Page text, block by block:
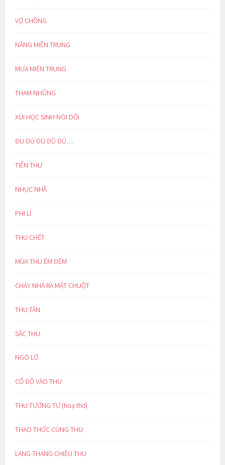
VỢ CHỒNG
NẮNG MIỀN TRUNG
MƯA MIỀN TRUNG
THAM NHŨNG
XÚI HỌC SINH NÓI DỐI
ĐU ĐÚ ĐÙ ĐŨ ĐỦ…
TIỄN THU
NHỤC NHÃ
PHI LÍ
THU CHẾT
MÙA THU ÊM ĐỀM
CHÁY NHÀ RA MẶT CHUỘT
THU TÀN
SẮC THU
NGÓ LƠ
CỔ ĐỘ VÀO THU
THU TƯƠNG TƯ (hoạ thơ)
THAO THỨC CÙNG THU
LANG THANG CHIỀU THU